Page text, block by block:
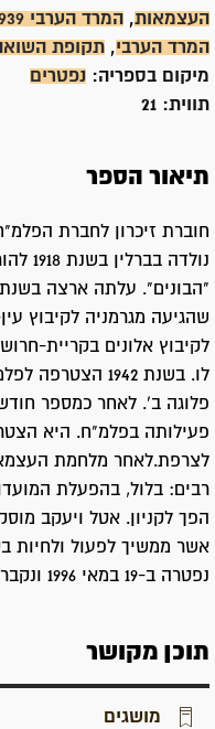
העצמאות, המרד הערבי 1936-1939
המרד הערבי, תקופת
מיקום בספריה: נפטרים
תווית: 21
תיאור הספר
חוברת זיכרון לחברת
שהגיעה מגרמניה לקיבוץ
לקיבוץ אלונים בקריית-
לו. בשנת 1942
פלוגה ב'. לאחר כמספר
פעילותה בפלמ"ח. היא
לצרפת.לאחר מלחמת
רבים: בלול, בהפעלת
הפך לקניון. אטל ויעקב
אשר ממשיך לפעול ולחיות
נפטרה ב-19 במאי 1996 ונקברה בקיבוץ אלונים.
תוכן מקושר
מושגים